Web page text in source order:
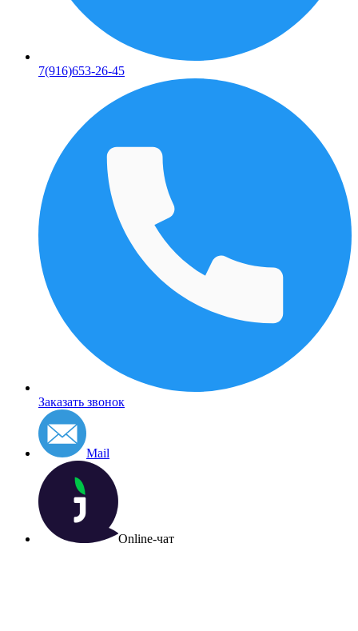
7(916)653-26-45
Заказать звонок
Mail
Online-чат